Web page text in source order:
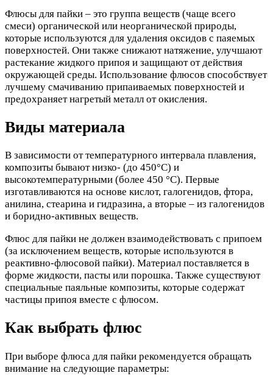
Флюсы для пайки – это группа веществ (чаще всего
смеси) органической или неорганической природы,
которые используются для удаления оксидов с паяемых
поверхностей. Они также снижают натяжение, улучшают
растекание жидкого припоя и защищают от действия
окружающей среды. Использование флюсов способствует
лучшему смачиванию припаиваемых поверхностей и
предохраняет нагретый металл от окисления.
Виды материала
В зависимости от температурного интервала плавления,
композиты бывают низко- (до 450°C) и
высокотемпературными (более 450 °C). Первые
изготавливаются на основе кислот, галогенидов, фтора,
анилина, стеарина и гидразина, а вторые – из галогенидов
и боридно-активных веществ.
Флюс для пайки не должен взаимодействовать с припоем
(за исключением веществ, которые используются в
реактивно-флюсовой пайки). Материал поставляется в
форме жидкости, пасты или порошка. Также существуют
специальные паяльные композиты, которые содержат
частицы припоя вместе с флюсом.
Как выбрать флюс
При выборе флюса для пайки рекомендуется обращать
внимание на следующие параметры: